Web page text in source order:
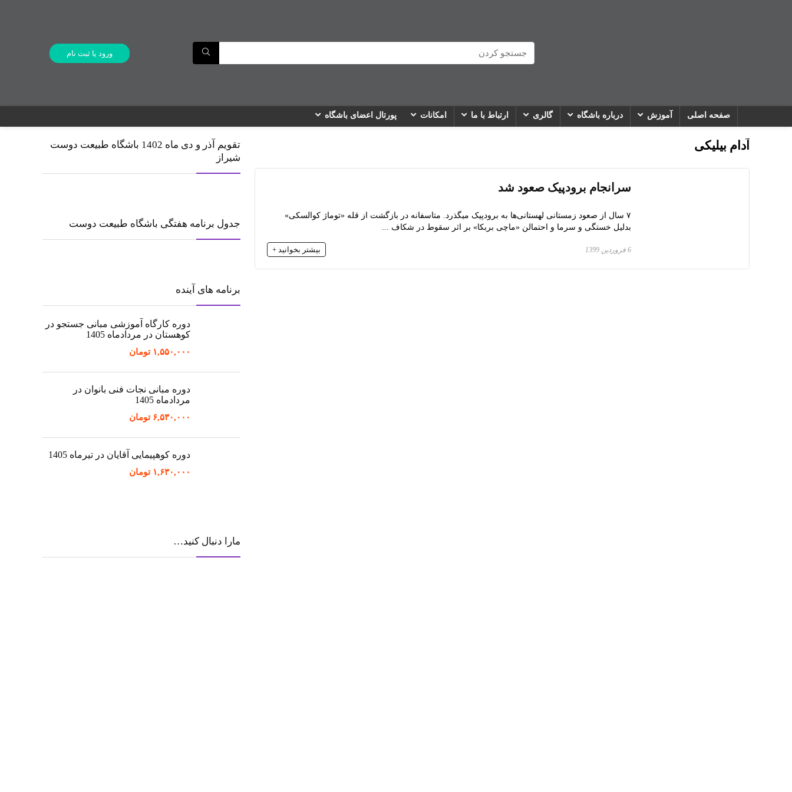
ورود یا ثبت نام
صفحه اصلی آموزش درباره باشگاه گالری ارتباط با ما امکانات پورتال اعضای باشگاه
آدام بیلیکی
سرانجام برودپیک صعود شد
۷ سال از صعود زمستانی لهستانی‌ها به برودپیک میگذرد. متاسفانه در بازگشت از قله «توماژ کوالسکی»
بدلیل خستگی و سرما و احتمالن «ماچی بربکا» بر اثر سقوط در شکاف ...
6 فروردین 1399 بیشتر بخوانید +
تقویم آذر و دی ماه 1402 باشگاه طبیعت دوست
شیراز
جدول برنامه هفتگی باشگاه طبیعت دوست
برنامه های آینده
دوره کارگاه آموزشی مبانی جستجو در
کوهستان در مردادماه 1405
۱,۵۵۰,۰۰۰ تومان
دوره مبانی نجات فنی بانوان در
مردادماه 1405
۶,۵۳۰,۰۰۰ تومان
دوره کوهپیمایی آقایان در تیرماه 1405
۱,۶۳۰,۰۰۰ تومان
مارا دنبال کنید…